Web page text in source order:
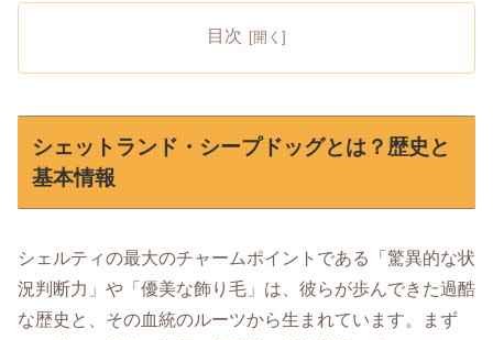
目次
シェットランド・シープドッグとは？歴史と
基本情報
シェルティの最大のチャームポイントである「驚異的な状
況判断力」や「優美な飾り毛」は、彼らが歩んできた過酷
な歴史と、その血統のルーツから生まれています。まず